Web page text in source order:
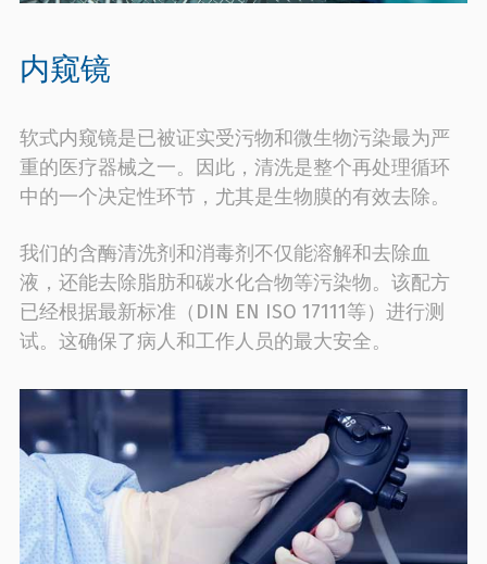
内窥镜
软式内窥镜是已被证实受污物和微生物污染最为严
重的医疗器械之一。因此，清洗是整个再处理循环
中的一个决定性环节，尤其是生物膜的有效去除。
我们的含酶清洗剂和消毒剂不仅能溶解和去除血
液，还能去除脂肪和碳水化合物等污染物。该配方
已经根据最新标准（DIN EN ISO 17111等）进行测
试。这确保了病人和工作人员的最大安全。